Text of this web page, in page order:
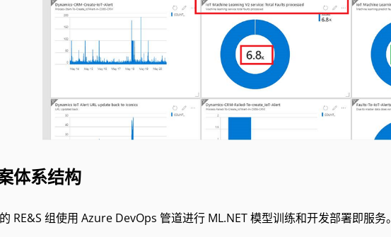
体系结构
RE&S 组使用 Azure DevOps 管道进行 ML.NET 模型训练和开发部署即服务。